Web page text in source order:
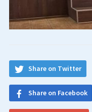
Share on Twitter
Share on Facebook